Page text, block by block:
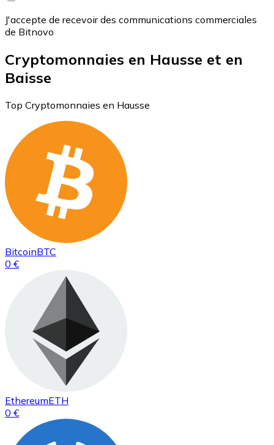
J'accepte de recevoir des communications commerciales
de Bitnovo
Cryptomonnaies en Hausse et en
Baisse
Top Cryptomonnaies en Hausse
BitcoinBTC
0 €
EthereumETH
0 €